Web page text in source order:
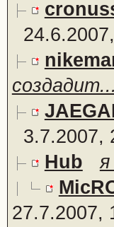
создадит...
3.7.2007,
Hub
27.7.2007,